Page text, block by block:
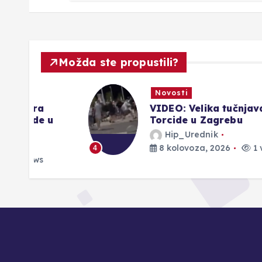
Možda ste propustili?
Novosti
VIDEO: Velika tučnjava BBB-a i
Torcide u Zagrebu
Hip_Urednik
8 kolovoza, 2026
1 views